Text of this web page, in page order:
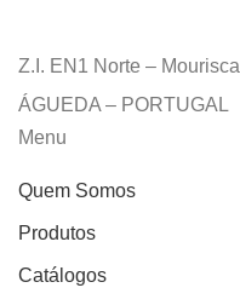
Z.I. EN1 Norte –
ÁGUEDA – PORTUGAL
Menu
Quem Somos
Produtos
Catálogos